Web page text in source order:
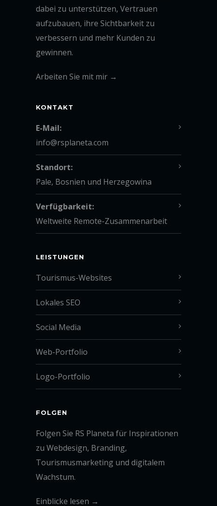
dabei zu unterstützen, Vertrauen
aufzubauen, ihre Sichtbarkeit zu
verbessern und mehr Kunden zu
gewinnen.
Arbeiten Sie mit mir →
KONTAKT
E-Mail:
info@rsplaneta.com
Standort:
Pale, Bosnien und Herzegowina
Verfügbarkeit:
Weltweite Remote-Zusammenarbeit
LEISTUNGEN
Tourismus-Websites
Lokales SEO
Social Media
Web-Portfolio
Logo-Portfolio
FOLGEN
Folgen Sie RS Planeta für Inspirationen
zu Webdesign, Branding,
Tourismusmarketing und digitalem
Wachstum.
Einblicke lesen →